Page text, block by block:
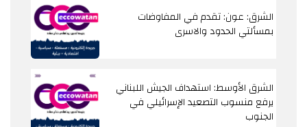
الشرق: عون: تقدم في المفاوضات
بمسألتي الحدود والاسرى
الشرق الأوسط: استهداف الجيش اللبناني
يرفع منسوب التصعيد الإسرائيلي في
الجنوب